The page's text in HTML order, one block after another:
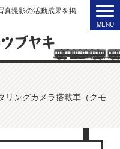
真撮影の活動成果を掲
リングカメラ搭載車（クモ